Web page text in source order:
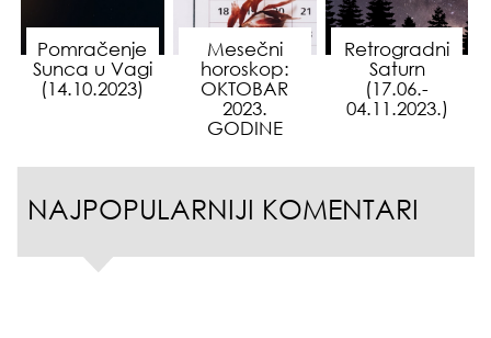
Pomračenje
Sunca u Vagi
(14.10.2023)
Mesečni
horoskop:
OKTOBAR
2023.
GODINE
Retrogradni
Saturn
(17.06.-
04.11.2023.)
NAJPOPULARNIJI KOMENTARI